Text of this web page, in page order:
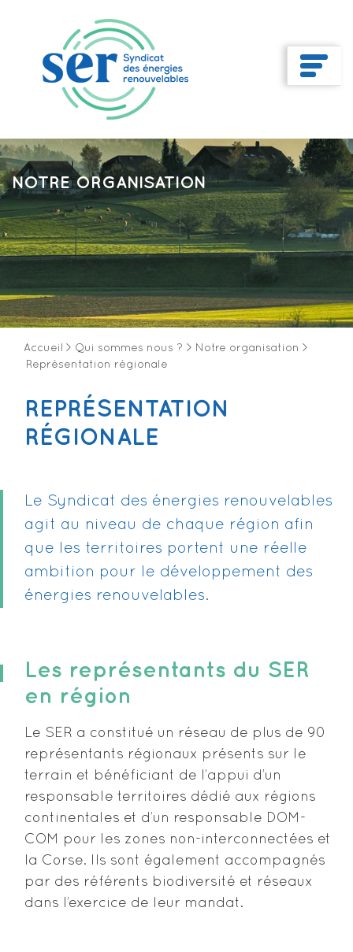
NOTRE ORGANISATION
Accueil > Qui sommes nous ? > Notre organisation >
Représentation régionale
REPRÉSENTATION
RÉGIONALE
Le Syndicat des énergies renouvelables
agit au niveau de chaque région afin
que les territoires portent une réelle
ambition pour le développement des
énergies renouvelables.
Les représentants du SER
en région
Le SER a constitué un réseau de plus de 90
représentants régionaux présents sur le
terrain et bénéficiant de l’appui d’un
responsable territoires dédié aux régions
continentales et d’un responsable DOM-
COM pour les zones non-interconnectées et
la Corse. Ils sont également accompagnés
par des référents biodiversité et réseaux
dans l’exercice de leur mandat.